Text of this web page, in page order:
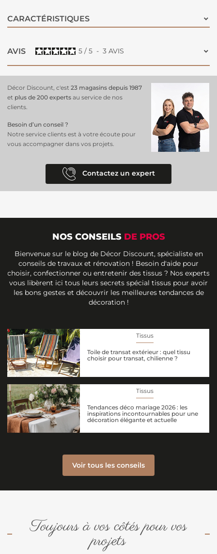
CARACTÉRISTIQUES
AVIS 5 / 5 - 3 AVIS
Décor Discount, c'est 23 magasins depuis 1987
et plus de 200 experts au service de nos
clients.
Besoin d’un conseil ?
Notre service clients est à votre écoute pour
vous accompagner dans vos projets.
Contactez un expert
NOS CONSEILS DE PROS
Bienvenue sur le blog de Décor Discount, spécialiste en
conseils de travaux et rénovation ! Besoin d'aide pour
choisir, confectionner ou entretenir des tissus ? Nos experts
vous libèrent ici tous leurs secrets spécial tissus pour avoir
les bons gestes et découvrir les meilleures tendances de
décoration !
Tissus
Toile de transat extérieur : quel tissu
choisir pour transat, chilienne ?
Tissus
Tendances déco mariage 2026 : les
inspirations incontournables pour une
décoration élégante et actuelle
Voir tous les conseils
Toujours à vos côtés pour vos
projets